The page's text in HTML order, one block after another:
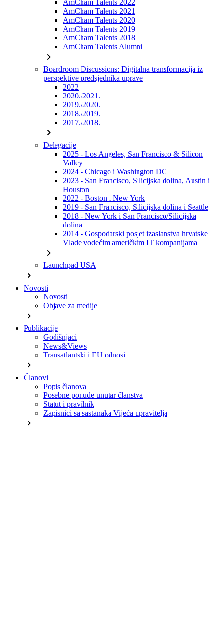
AmCham Talents 2022
AmCham Talents 2021
AmCham Talents 2020
AmCham Talents 2019
AmCham Talents 2018
AmCham Talents Alumni
chevron_right
Boardroom Discussions: Digitalna transformacija iz
perspektive predsjednika uprave
2022
2020./2021.
2019./2020.
2018./2019.
2017./2018.
chevron_right
Delegacije
2025 - Los Angeles, San Francisco & Silicon
Valley
2024 - Chicago i Washington DC
2023 - San Francisco, Silicijska dolina, Austin i
Houston
2022 - Boston i New York
2019 - San Francisco, Silicijska dolina i Seattle
2018 - New York i San Francisco/Silicijska
dolina
2014 - Gospodarski posjet izaslanstva hrvatske
Vlade vodećim američkim IT kompanijama
chevron_right
Launchpad USA
chevron_right
Novosti
Novosti
Objave za medije
chevron_right
Publikacije
Godišnjaci
News&Views
Transatlantski i EU odnosi
chevron_right
Članovi
Popis članova
Posebne ponude unutar članstva
Statut i pravilnik
Zapisnici sa sastanaka Vijeća upravitelja
chevron_right